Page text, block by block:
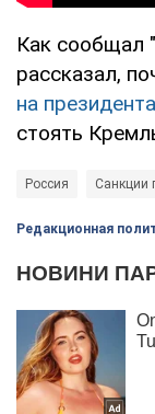
Как сообщал
рассказал,
на
стоять
Россия Санкции
Редакционная